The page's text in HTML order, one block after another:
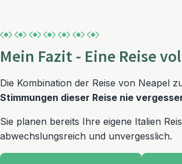
Mein Fazit - Eine Reise
Die Kombination der Reise von Neapel
Stimmungen dieser Reise nie
Sie planen bereits Ihre eigene Italien
abwechslungsreich und unvergesslich.